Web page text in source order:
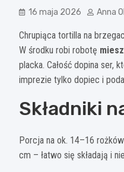
16 maja 2026 Anna
Chrupiąca tortilla na
W środku robi robotę
placka. Całość dopina ser,
imprezie tylko dopiec i
Składniki
Porcja na ok. 14–16
cm – łatwo się składają i